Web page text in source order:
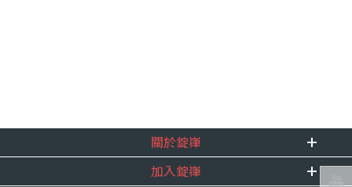
關於錠嵂
企業資訊
加入錠嵂